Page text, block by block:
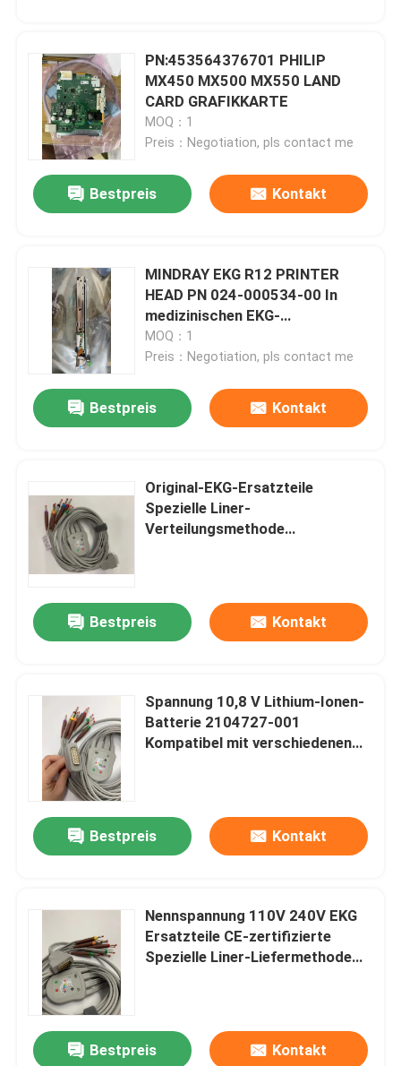
PN:453564376701 PHILIP
MX450 MX500 MX550 LAND
CARD GRAFIKKARTE
MOQ：1
Preis：Negotiation, pls contact me
Bestpreis Kontakt
MINDRAY EKG R12 PRINTER
HEAD PN 024-000534-00 In
medizinischen EKG-
Aufzeichnungsgeräten
MOQ：1
Preis：Negotiation, pls contact me
Bestpreis Kontakt
Original-EKG-Ersatzteile
Spezielle Liner-
Verteilungsmethode
medizinische Geräte
Bestpreis Kontakt
Spannung 10,8 V Lithium-Ionen-
Batterie 2104727-001
Kompatibel mit verschiedenen
Bestpreis Kontakt
Nennspannung 110V 240V EKG
Ersatzteile CE-zertifizierte
Spezielle Liner-Liefermethode
Bestpreis Kontakt